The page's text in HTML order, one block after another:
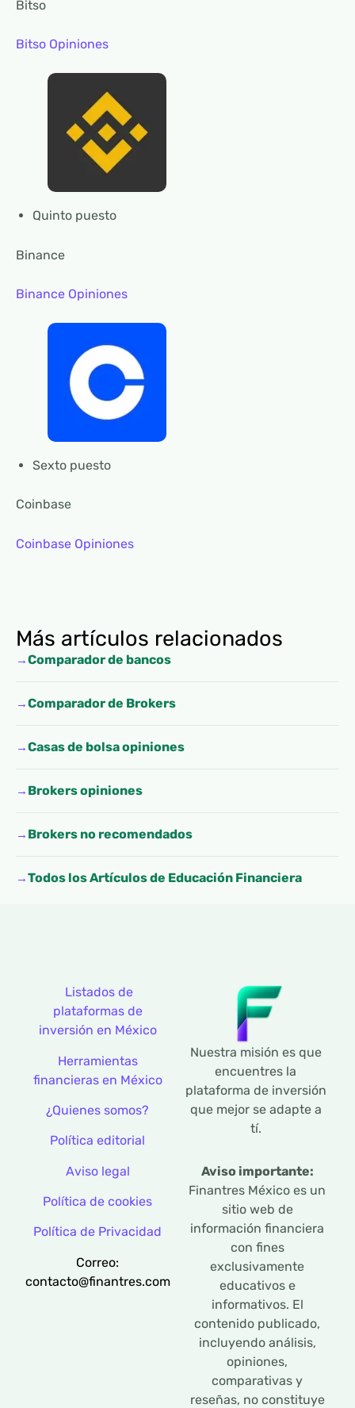
Bitso
Bitso Opiniones
Quinto puesto
Binance
Binance Opiniones
Sexto puesto
Coinbase
Coinbase Opiniones
Más artículos relacionados
Comparador de bancos
Comparador de Brokers
Casas de bolsa opiniones
Brokers opiniones
Brokers no recomendados
Todos los Artículos de Educación Financiera
Nuestra misión es que
encuentres la
plataforma de inversión
que mejor se adapte a
tí.
Aviso importante:
Finantres México es un
sitio web de
información financiera
con fines
exclusivamente
educativos e
informativos. El
contenido publicado,
incluyendo análisis,
opiniones,
comparativas y
reseñas, no constituye
Listados de
plataformas de
inversión en México
Herramientas
financieras en México
¿Quienes somos?
Política editorial
Aviso legal
Política de cookies
Política de Privacidad
Correo:
contacto@finantres.com